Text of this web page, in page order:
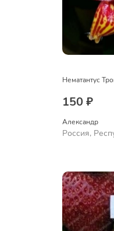
Нематантус
150 ₽
Александр
Россия,